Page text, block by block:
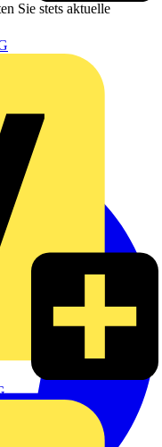
Sie stets aktuelle